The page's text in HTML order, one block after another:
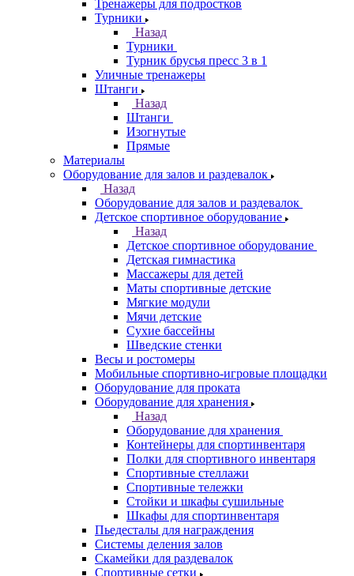
Тренажеры для подростков
Турники
Назад
Турники
Турник брусья пресс 3 в 1
Уличные тренажеры
Штанги
Назад
Штанги
Изогнутые
Прямые
Материалы
Оборудование для залов и раздевалок
Назад
Оборудование для залов и раздевалок
Детское спортивное оборудование
Назад
Детское спортивное оборудование
Детская гимнастика
Массажеры для детей
Маты спортивные детские
Мягкие модули
Мячи детские
Сухие бассейны
Шведские стенки
Весы и ростомеры
Мобильные спортивно-игровые площадки
Оборудование для проката
Оборудование для хранения
Назад
Оборудование для хранения
Контейнеры для спортинвентаря
Полки для спортивного инвентаря
Спортивные стеллажи
Спортивные тележки
Стойки и шкафы сушильные
Шкафы для спортинвентаря
Пьедесталы для награждения
Системы деления залов
Скамейки для раздевалок
Спортивные сетки